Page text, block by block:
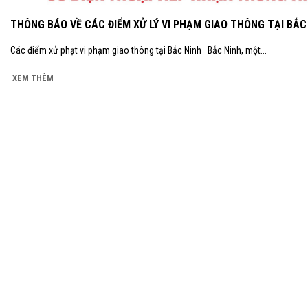
THÔNG BÁO VỀ CÁC ĐIỂM XỬ LÝ VI PHẠM GIAO THÔNG TẠI
Các điểm xử phạt vi phạm giao thông tại Bắc Ninh Bắc Ninh, một...
XEM THÊM